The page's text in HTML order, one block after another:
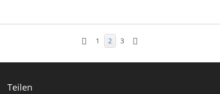
1 2 3
Teilen